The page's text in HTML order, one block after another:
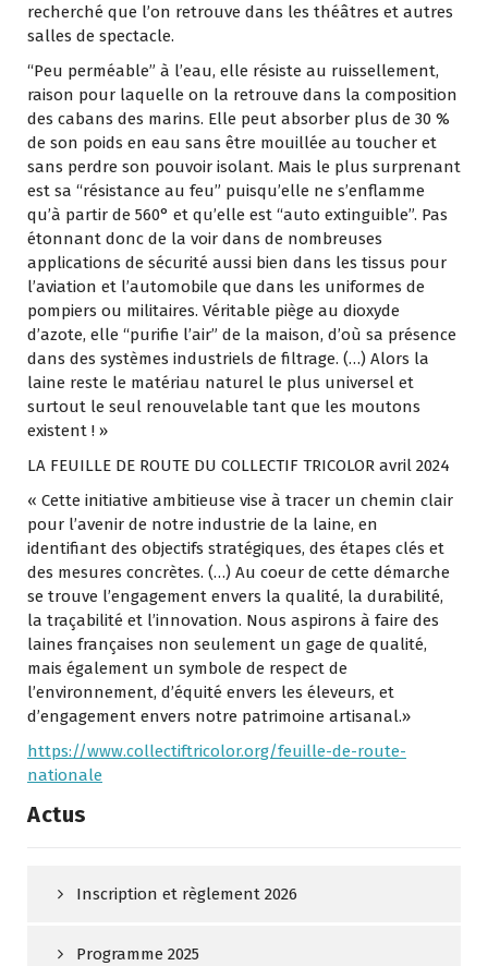
recherché que l’on retrouve dans les théâtres et autres
salles de spectacle.
“Peu perméable” à l’eau, elle résiste au ruissellement,
raison pour laquelle on la retrouve dans la composition
des cabans des marins. Elle peut absorber plus de 30 %
de son poids en eau sans être mouillée au toucher et
sans perdre son pouvoir isolant. Mais le plus surprenant
est sa “résistance au feu” puisqu’elle ne s’enflamme
qu’à partir de 560° et qu’elle est “auto extinguible”. Pas
étonnant donc de la voir dans de nombreuses
applications de sécurité aussi bien dans les tissus pour
l’aviation et l’automobile que dans les uniformes de
pompiers ou militaires. Véritable piège au dioxyde
d’azote, elle “purifie l’air” de la maison, d’où sa présence
dans des systèmes industriels de filtrage. (…) Alors la
laine reste le matériau naturel le plus universel et
surtout le seul renouvelable tant que les moutons
existent ! »
LA FEUILLE DE ROUTE DU COLLECTIF TRICOLOR avril 2024
« Cette initiative ambitieuse vise à tracer un chemin clair
pour l’avenir de notre industrie de la laine, en
identifiant des objectifs stratégiques, des étapes clés et
des mesures concrètes. (…) Au coeur de cette démarche
se trouve l’engagement envers la qualité, la durabilité,
la traçabilité et l’innovation. Nous aspirons à faire des
laines françaises non seulement un gage de qualité,
mais également un symbole de respect de
l’environnement, d’équité envers les éleveurs, et
d’engagement envers notre patrimoine artisanal.»
https://www.collectiftricolor.org/feuille-de-route-
nationale
Actus
Inscription et règlement 2026
Programme 2025